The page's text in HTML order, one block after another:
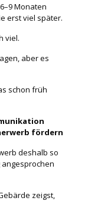
Monaten
erst viel später.
viel.
aber es
schon früh
fördern
deshalb so
zeigst,